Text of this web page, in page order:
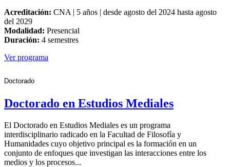
Acreditación: CNA | 5 años | desde agosto del 2024 hasta agosto
del 2029
Modalidad: Presencial
Duración: 4 semestres
Ver programa
Doctorado
Doctorado en Estudios Mediales
El Doctorado en Estudios Mediales es un programa
interdisciplinario radicado en la Facultad de Filosofía y
Humanidades cuyo objetivo principal es la formación en un
conjunto de enfoques que investigan las interacciones entre los
medios y los procesos...